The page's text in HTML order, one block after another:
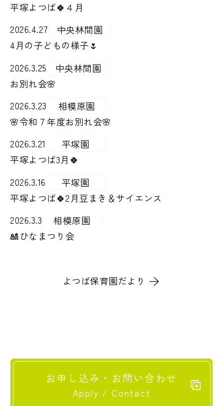
平塚よつば🍀４月
2026.4.27
中央林間園
4月の子どもの様子🌷
2026.3.25
中央林間園
お別れ会🌸
2026.3.23
相模原園
🌸令和７年度お別れ会🌸
2026.3.21
平塚園
平塚よつば3月🍀
2026.3.16
平塚園
平塚よつば🍀2月豆まき＆サイエンス
2026.3.3
相模原園
🎎ひなまつり会
よつば保育園だより
お申し込み・お問い合わせ
Apply / Contact